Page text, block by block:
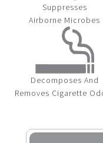
Suppresses
Airborne Microbes
Decomposes And
Removes Cigarette